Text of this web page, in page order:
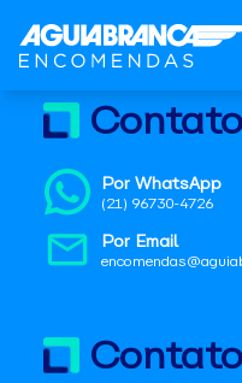
Por WhatsApp
(21) 96730-4726
Por Email